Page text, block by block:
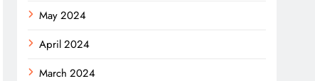
May 2024
April 2024
March 2024